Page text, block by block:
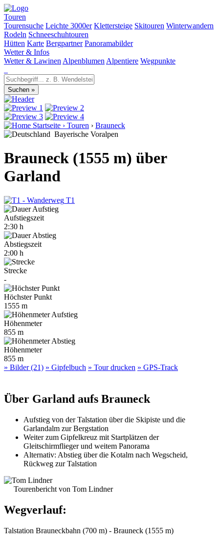
Touren
Tourensuche Leichte 3000er Klettersteige Skitouren Winterwandern
Rodeln Schneeschuhtouren
Hütten Karte Bergpartner Panoramabilder
Wetter & Infos
Wetter & Lawinen Alpenblumen Alpentiere Wegpunkte
Startseite › Touren › Brauneck
Bayerische Voralpen
Brauneck (1555 m) über
Garland
T1
Aufstiegszeit
2:30 h
Abstiegszeit
2:00 h
Strecke
-
Höchster Punkt
1555 m
Höhenmeter
855 m
Höhenmeter
855 m
» Bilder (21) » Gipfelbuch » Tour drucken » GPS-Track
Über Garland aufs Brauneck
Aufstieg von der Talstation über die Skipiste und die
Garlandalm zur Bergstation
Weiter zum Gipfelkreuz mit Startplätzen der
Gleitschirmflieger und weitem Panorama
Alternativ: Abstieg über die Kotalm nach Wegscheid,
Rückweg zur Talstation
Tourenbericht von Tom Lindner
Wegverlauf:
Talstation Brauneckbahn (700 m) - Brauneck (1555 m)